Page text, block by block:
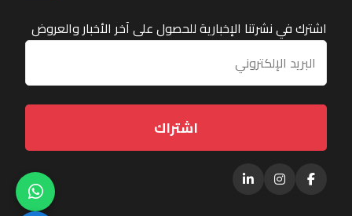
اشترك في نشرتنا الإخبارية للحصول على آخر الأخبار والعروض
اشتراك